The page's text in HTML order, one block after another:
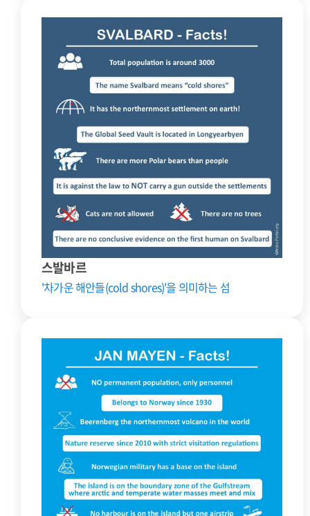
스발바르
'차가운 해안들(cold shores)'을 의미하는 섬